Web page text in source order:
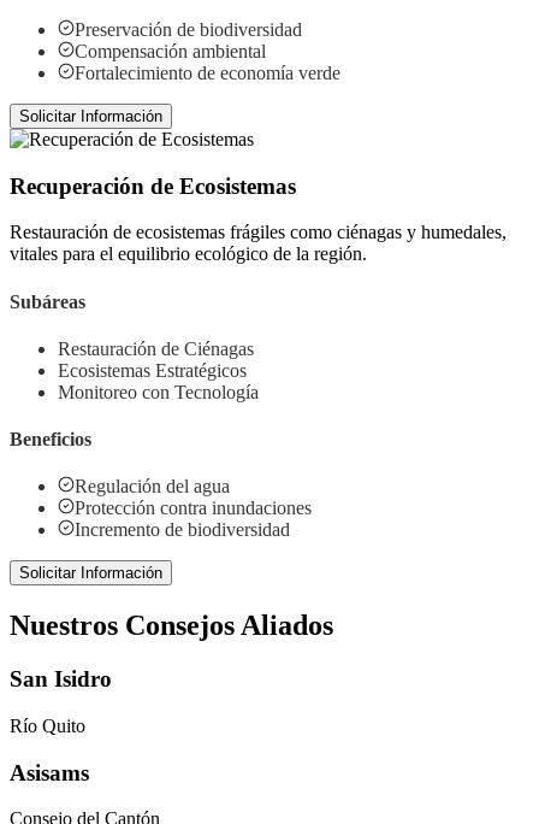
Preservación de biodiversidad
Compensación ambiental
Fortalecimiento de economía verde
Solicitar Información
Recuperación de Ecosistemas
Restauración de ecosistemas frágiles como ciénagas y humedales,
vitales para el equilibrio ecológico de la región.
Subáreas
Restauración de Ciénagas
Ecosistemas Estratégicos
Monitoreo con Tecnología
Beneficios
Regulación del agua
Protección contra inundaciones
Incremento de biodiversidad
Solicitar Información
Nuestros Consejos Aliados
San Isidro
Río Quito
Asisams
Consejo del Cantón